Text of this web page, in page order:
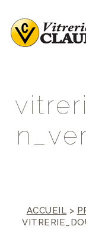
vitreri
n
ve
ACCUEIL >